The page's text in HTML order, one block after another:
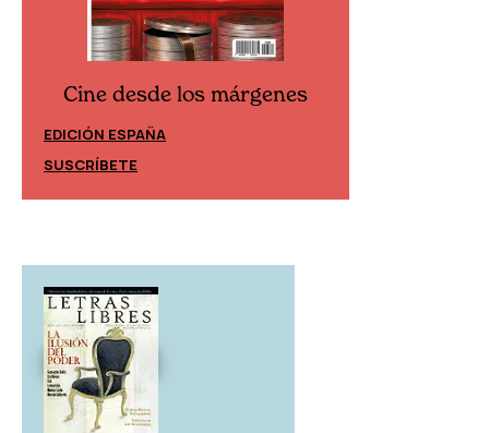
Cine desde los márgenes
EDICIÓN ESPAÑA
SUSCRÍBETE